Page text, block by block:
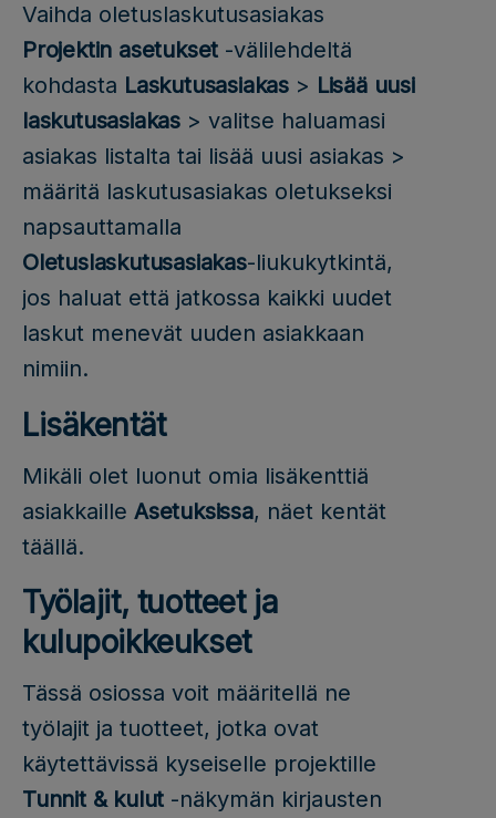
Vaihda oletuslaskutusasiakas
Projektin asetukset -välilehdeltä
kohdasta Laskutusasiakas > Lisää uusi
laskutusasiakas > valitse haluamasi
asiakas listalta tai lisää uusi asiakas >
määritä laskutusasiakas oletukseksi
napsauttamalla
Oletuslaskutusasiakas-liukukytkintä,
jos haluat että jatkossa kaikki uudet
laskut menevät uuden asiakkaan
nimiin.
Lisäkentät
Mikäli olet luonut omia lisäkenttiä
asiakkaille Asetuksissa, näet kentät
täällä.
Työlajit, tuotteet ja
kulupoikkeukset
Tässä osiossa voit määritellä ne
työlajit ja tuotteet, jotka ovat
käytettävissä kyseiselle projektille
Tunnit & kulut -näkymän kirjausten